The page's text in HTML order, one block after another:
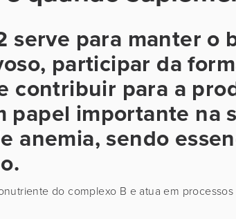
serve para manter o
participar da
contribuir para a
papel importante na
anemia, sendo
do complexo B e atua em